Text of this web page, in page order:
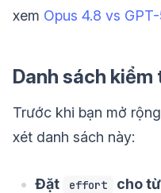
xem Opus 4.8 vs
Danh sách
Trước khi bạn mở
xét danh sách này:
Đặt effort cho